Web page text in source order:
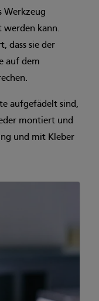
Werkzeug
werden kann.
dass sie der
auf dem
aufgefädelt sind,
montiert und
und mit Kleber